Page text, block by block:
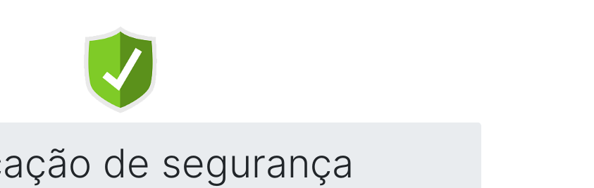
de segurança